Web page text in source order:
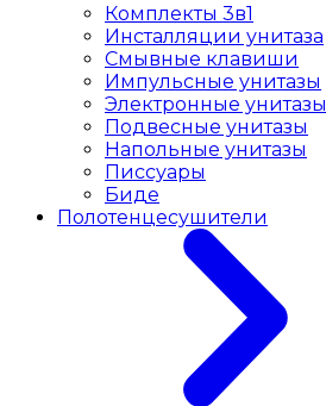
Комплекты 3в1
Инсталляции унитаза
Смывные клавиши
Импульсные унитазы
Электронные унитазы
Подвесные унитазы
Напольные унитазы
Писсуары
Биде
Полотенцесушители